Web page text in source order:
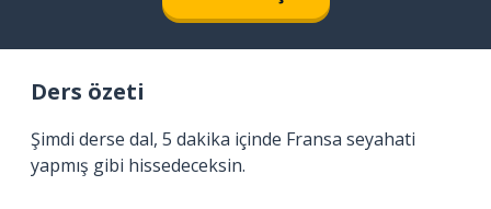
Ders özeti
Şimdi derse dal, 5 dakika içinde Fransa seyahati
yapmış gibi hissedeceksin.